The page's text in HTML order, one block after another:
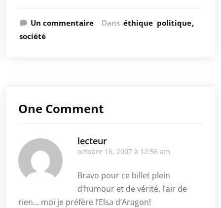
Un commentaire Dans éthique politique
société
One Comment
lecteur
octobre 16, 2007 à 12:56 am
Bravo pour ce billet plein
d’humour et de vérité, l’air de
rien… moi je préfère l’Elsa d’Aragon!